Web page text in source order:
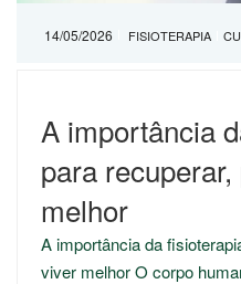
14/05/2026 FISIOTERAPIA
A importância
para
melhor
A importância da
viver melhor O corpo